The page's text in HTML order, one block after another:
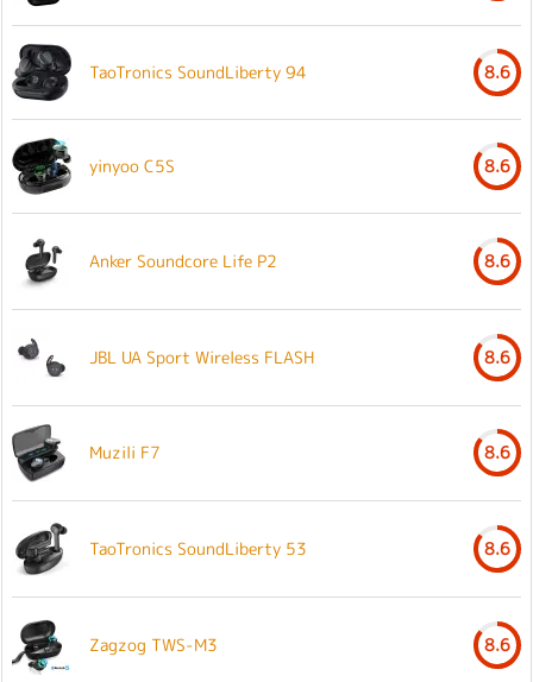
TaoTronics SoundLiberty 94 8.6
yinyoo C5S 8.6
Anker Soundcore Life P2 8.6
JBL UA Sport Wireless FLASH 8.6
Muzili F7 8.6
TaoTronics SoundLiberty 53 8.6
Zagzog TWS-M3 8.6